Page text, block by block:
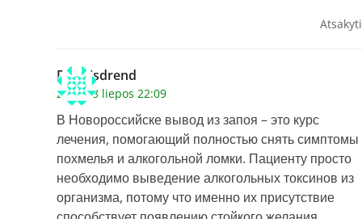
Atsakyti
Dennisdrend
2026 28 liepos 22:09
В Новороссийске вывод из запоя – это курс
лечения, помогающий полностью снять симптомы
похмелья и алкогольной ломки. Пациенту просто
необходимо выведение алкогольных токсинов из
организма, потому что именно их присутствие